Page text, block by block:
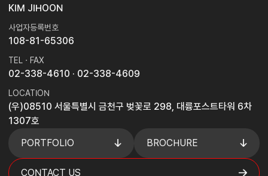
KIM JIHOON
사업자등록번호
108-81-65306
TEL · FAX
02-338-4610 · 02-338-4609
LOCATION
(우)08510 서울특별시 금천구 벚꽃로 298, 대륭포스트타워 6차
1307호
PORTFOLIO
BROCHURE
CONTACT US